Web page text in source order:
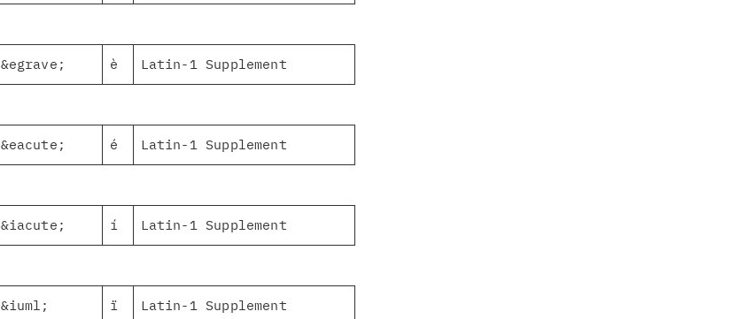
&egrave; è Latin-1 Supplement
&eacute; é Latin-1 Supplement
&iacute; í Latin-1 Supplement
&iuml; ï Latin-1 Supplement